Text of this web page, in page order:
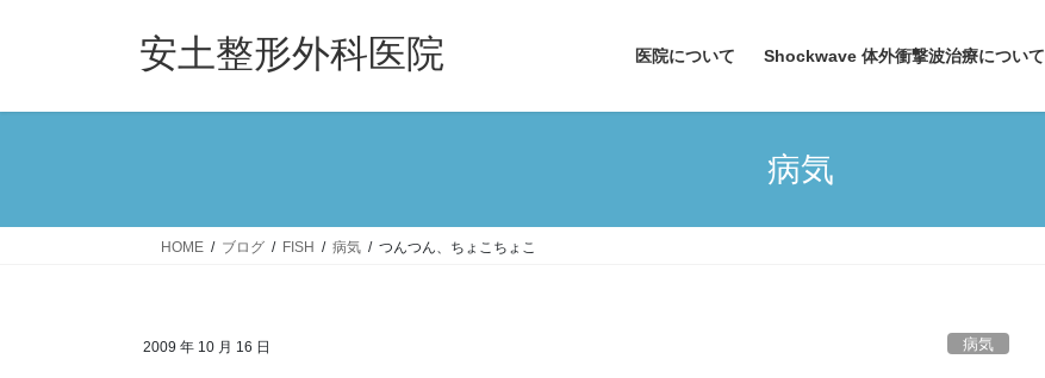
安土整形外科医院 医院について Shockwave 体外衝撃波治療について
病気
HOME ブログ FISH 病気 つんつん、ちょこちょこ
2009 年 10 月 16 日 病気